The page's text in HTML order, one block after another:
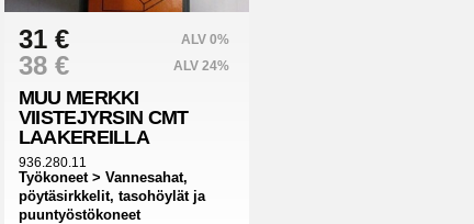
31 € ALV 0%
38 € ALV 24%
MUU MERKKI
VIISTEJYRSIN CMT
LAAKEREILLA
936.280.11
Työkoneet > Vannesahat,
pöytäsirkkelit, tasohöylät ja
puuntyöstökoneet